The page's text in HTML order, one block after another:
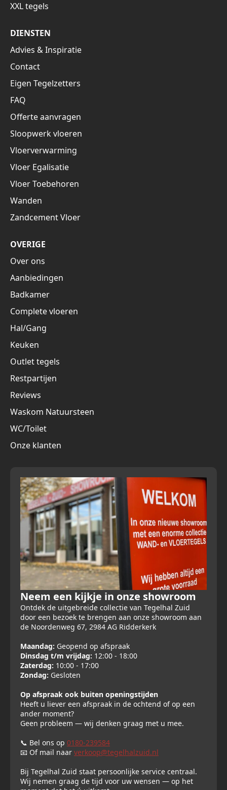
XXL tegels
DIENSTEN
Advies & Inspiratie
Contact
Eigen Tegelzetters
FAQ
Offerte aanvragen
Sloopwerk vloeren
Vloerverwarming
Vloer Egalisatie
Vloer Toebehoren
Wanden
Zandcement Vloer
OVERIGE
Over ons
Aanbiedingen
Badkamer
Complete vloeren
Hal/Gang
Keuken
Outlet tegels
Restpartijen
Reviews
Waskom Natuursteen
WC/Toilet
Onze klanten
Neem een kijkje in onze showroom
Ontdek de uitgebreide collectie van Tegelhal Zuid
door een bezoek te brengen aan onze showroom aan
de Noordenweg 67, 2984 AG Ridderkerk
Maandag: Geopend op afspraak
Dinsdag t/m vrijdag: 12:00 - 18:00
Zaterdag: 10:00 - 17:00
Zondag: Gesloten
Op afspraak ook buiten openingstijden
Heeft u liever een afspraak in de ochtend of op een
ander moment?
Geen probleem — wij denken graag met u mee.
📞 Bel ons op 0180-239584
📧 Of mail naar verkoop@tegelhalzuid.nl
Bij Tegelhal Zuid staat persoonlijke service centraal.
Wij nemen graag de tijd voor uw wensen — op het